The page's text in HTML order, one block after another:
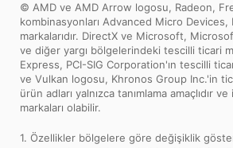
© AMD ve AMD Arrow logosu, Radeon,
kombinasyonları Advanced Micro Devices,
markalarıdır. DirectX ve Microsoft,
ve diğer yargı bölgelerindeki tescilli ticari
Express, PCI-SIG Corporation'ın tescilli
ve Vulkan logosu, Khronos Group Inc.'in
ürün adları yalnızca tanımlama amaçlıdır
markaları olabilir.
1. Özellikler bölgelere göre değişiklik